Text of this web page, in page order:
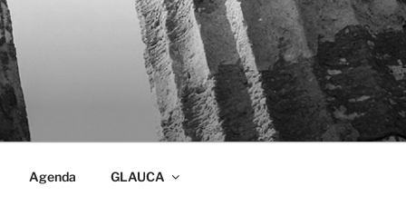
Agenda GLAUCA